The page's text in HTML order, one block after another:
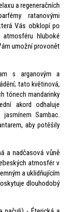
a regeneračních
ratanovými
Vás obklopí po
hluboké
umožní provonět
s arganovým a
tato květinová,
tónech mandarinky
akord odhaluje
Sambac.
aby potěšily
a nadčasová vůně
atmosfér v
a uklidňujícím
dlouhodobý